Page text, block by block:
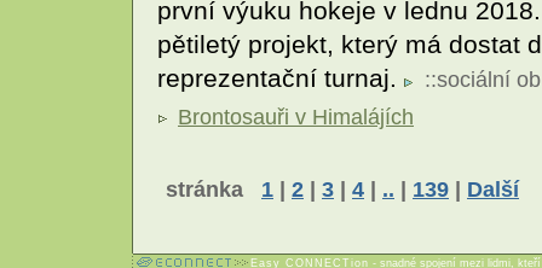
první výuku hokeje v lednu
pětiletý projekt, který má dostat
reprezentační turnaj.
::sociální
Brontosauři v Himalájích
stránka 1 | 2 | 3 | 4 | .. | 139 | Další
Easy CONNECTion - snadné spojení mezi lidmi,